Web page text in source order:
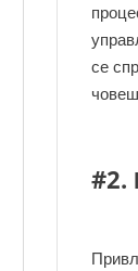
се
#2.